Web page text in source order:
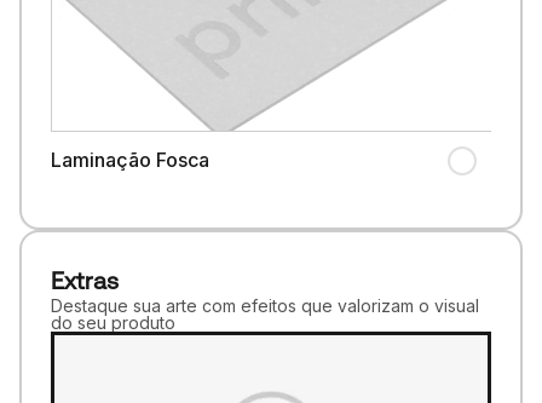
Laminação Fosca
Extras
Destaque sua arte com efeitos que valorizam o visual
do seu produto